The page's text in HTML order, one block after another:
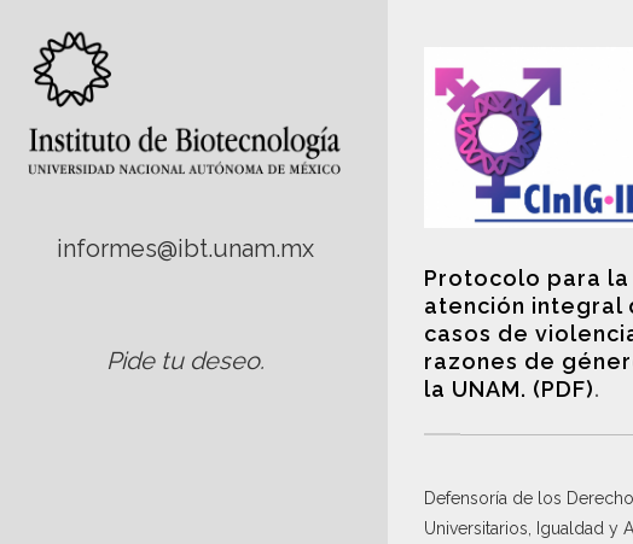
informes@ibt.unam.mx
Pide tu deseo.
Protocolo para la
atención integral
casos de
razones de
la UNAM. (PDF).
Defensoría de los
Universitarios, Igualdad y